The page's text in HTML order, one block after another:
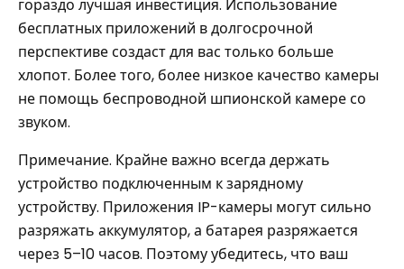
гораздо лучшая инвестиция. Использование
бесплатных приложений в долгосрочной
перспективе создаст для вас только больше
хлопот. Более того, более низкое качество камеры
не помощь беспроводной шпионской камере со
звуком.
Примечание. Крайне важно всегда держать
устройство подключенным к зарядному
устройству. Приложения IP-камеры могут сильно
разряжать аккумулятор, а батарея разряжается
через 5–10 часов. Поэтому убедитесь, что ваш